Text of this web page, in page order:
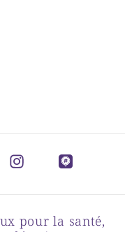
pour la santé,